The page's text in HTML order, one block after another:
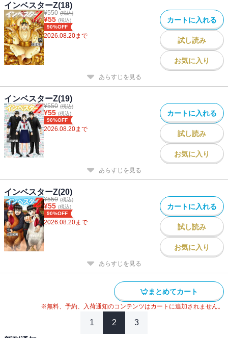
インベスターZ(18)
¥550 (税込)
¥55 (税込)
90%OFF
2026.08.20まで
カートに入れる
試し読み
お気に入り
あらすじを見る
インベスターZ(19)
¥550 (税込)
¥55 (税込)
90%OFF
2026.08.20まで
カートに入れる
試し読み
お気に入り
あらすじを見る
インベスターZ(20)
¥550 (税込)
¥55 (税込)
90%OFF
2026.08.20まで
カートに入れる
試し読み
お気に入り
あらすじを見る
まとめてカート
※無料、予約、入荷通知のコンテンツはカートに追加されません。
1 2 3